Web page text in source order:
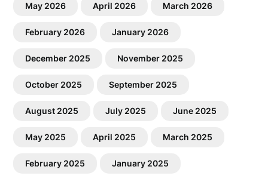
May 2026 April 2026 March 2026
February 2026 January 2026
December 2025 November 2025
October 2025 September 2025
August 2025 July 2025 June 2025
May 2025 April 2025 March 2025
February 2025 January 2025